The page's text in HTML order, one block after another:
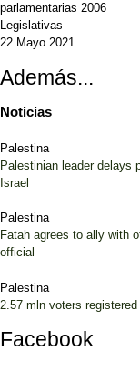
parlamentarias 2006
Legislativas
22 Mayo 2021
Además...
Noticias
Palestina
Palestinian leader delays
Israel
Palestina
Fatah agrees to ally with
official
Palestina
2.57 mln voters
Facebook